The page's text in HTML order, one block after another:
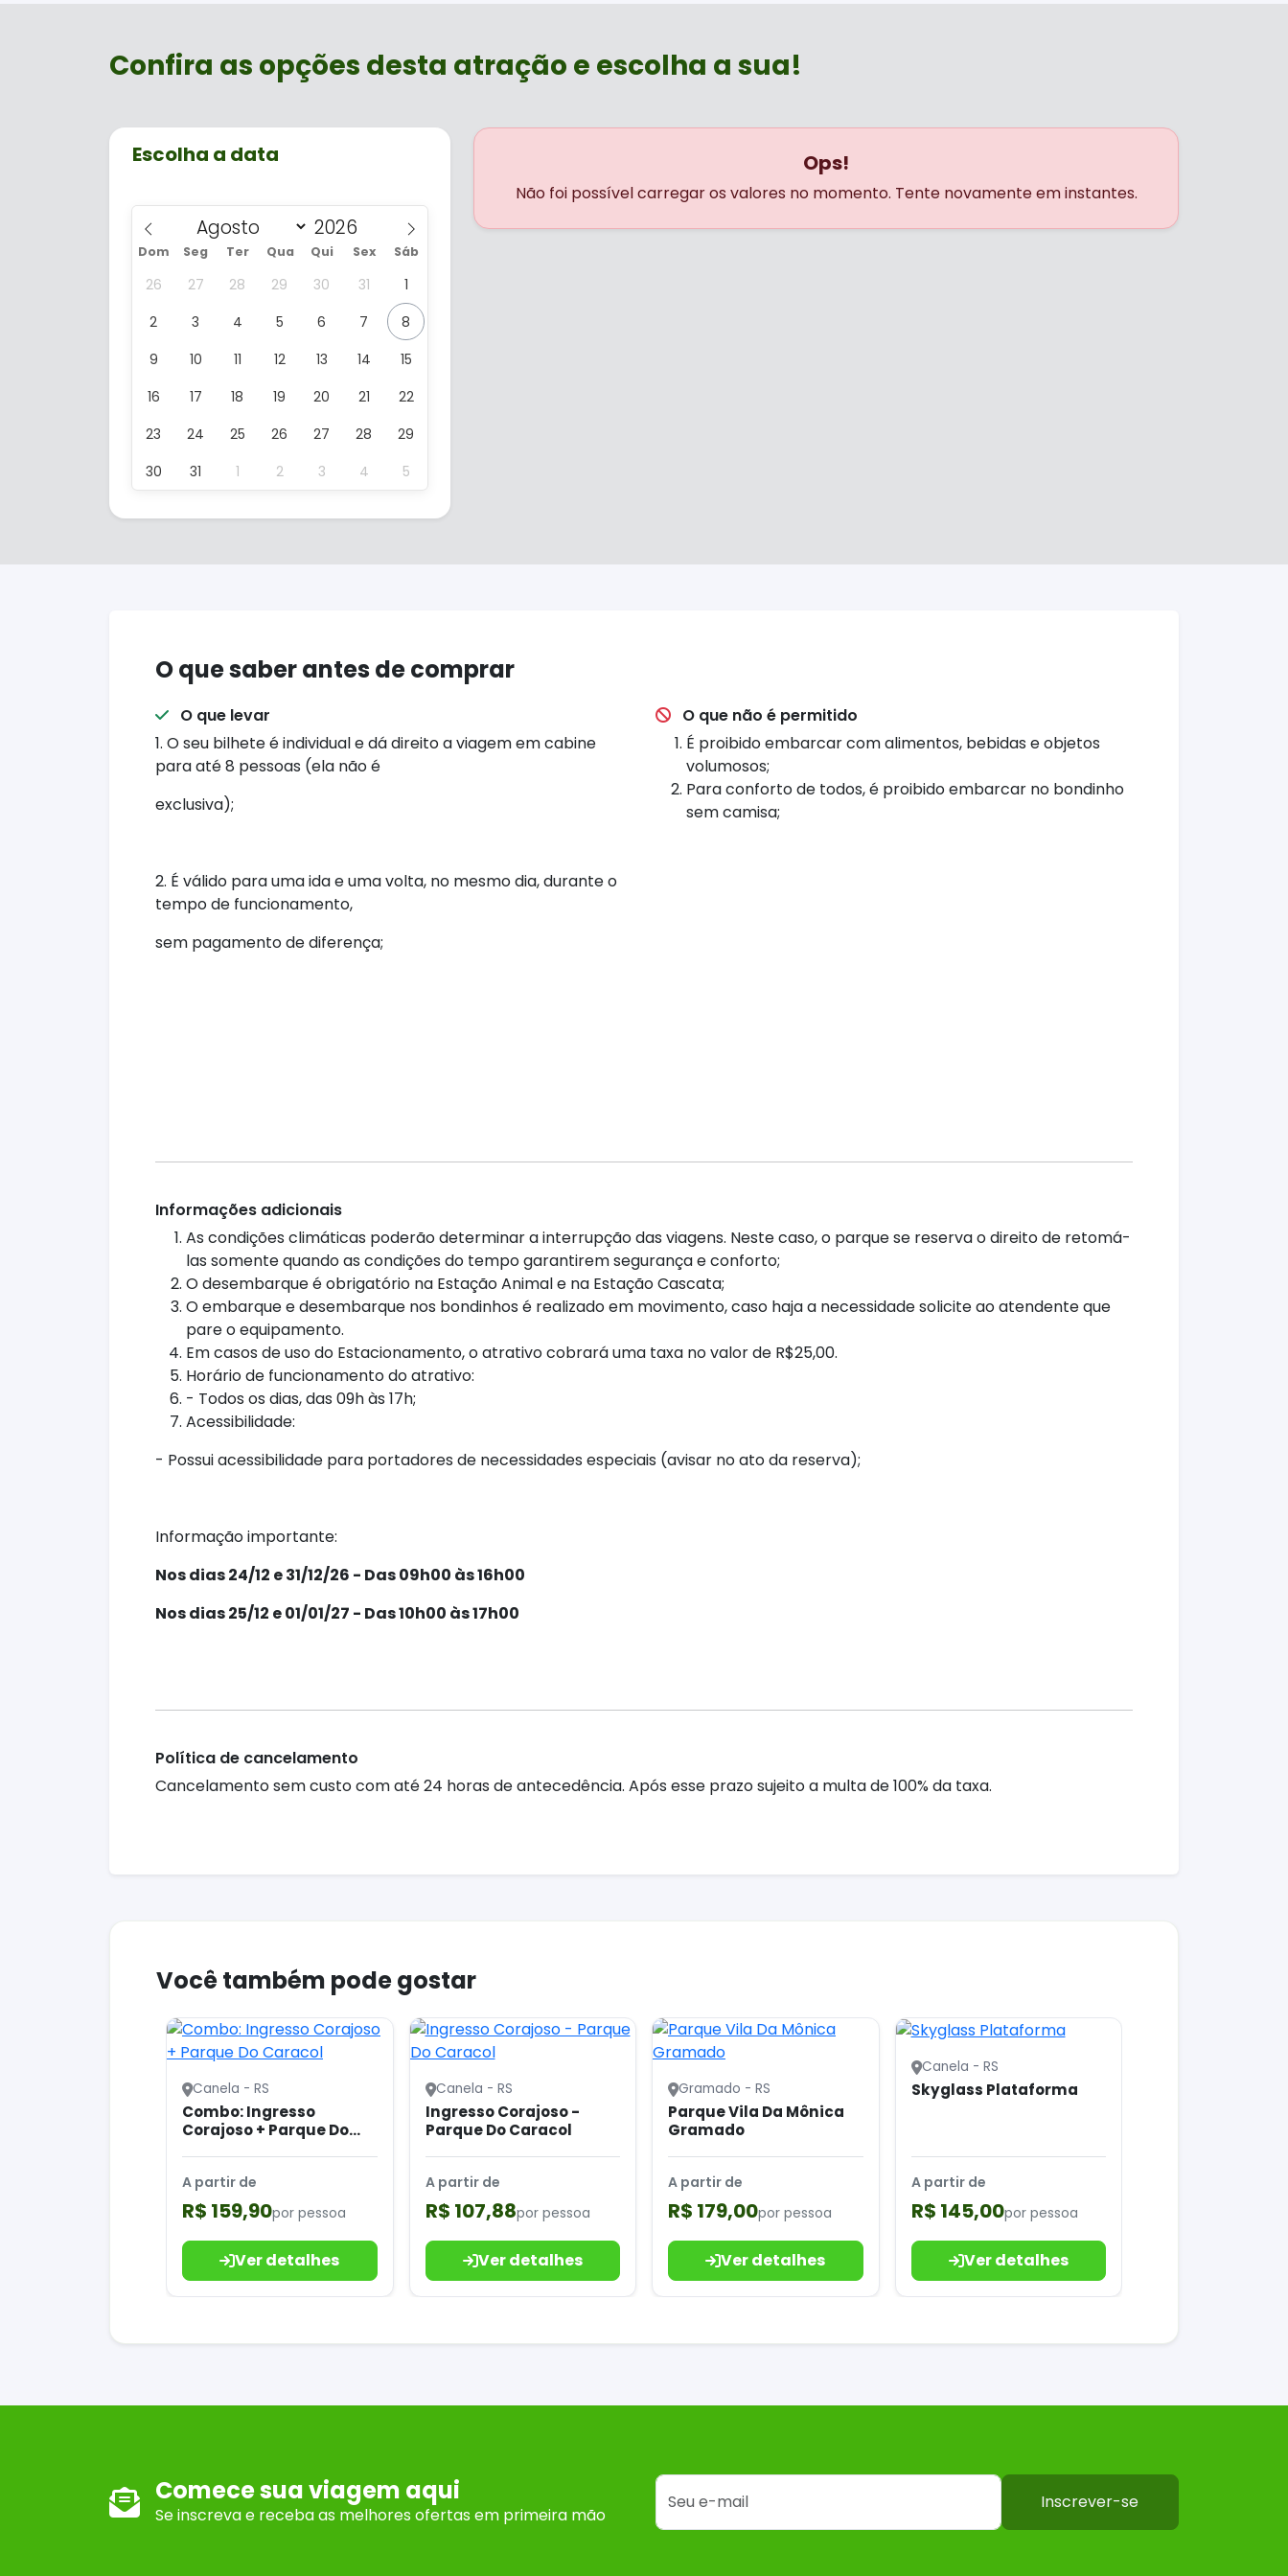
Confira as opções desta atração e escolha a sua!
Escolha a data
Dom Seg Ter Qua Qui Sex Sáb
26 27 28 29 30 31
1
2
3 4 5 6 7
8
9
10 11 12 13 14
15
16
17 18 19 20 21
22
23
24 25 26 27 28
29
30
31 1 2 3 4 5
Ops!
Não foi possível carregar os valores no momento. Tente novamente em instantes.
O que saber antes de comprar
O que levar
1. O seu bilhete é individual e dá direito a viagem em cabine
para até 8 pessoas (ela não é
exclusiva);
2. É válido para uma ida e uma volta, no mesmo dia, durante o
tempo de funcionamento,
sem pagamento de diferença;
O que não é permitido
É proibido embarcar com alimentos, bebidas e objetos
volumosos;
Para conforto de todos, é proibido embarcar no bondinho
sem camisa;
Informações adicionais
As condições climáticas poderão determinar a interrupção das viagens. Neste caso, o parque se reserva o direito de retomá-
las somente quando as condições do tempo garantirem segurança e conforto;
O desembarque é obrigatório na Estação Animal e na Estação Cascata;
O embarque e desembarque nos bondinhos é realizado em movimento, caso haja a necessidade solicite ao atendente que
pare o equipamento.
Em casos de uso do Estacionamento, o atrativo cobrará uma taxa no valor de R$25,00.
Horário de funcionamento do atrativo:
- Todos os dias, das 09h às 17h;
Acessibilidade:
- Possui acessibilidade para portadores de necessidades especiais (avisar no ato da reserva);
Informação importante:
Nos dias 24/12 e 31/12/26 - Das 09h00 às 16h00
Nos dias 25/12 e 01/01/27 - Das 10h00 às 17h00
Política de cancelamento
Cancelamento sem custo com até 24 horas de antecedência. Após esse prazo sujeito a multa de 100% da taxa.
Você também pode gostar
Canela - RS
Combo: Ingresso
Corajoso + Parque Do
A partir de
R$ 159,90por pessoa
Ver detalhes
Canela - RS
Ingresso Corajoso -
Parque Do Caracol
A partir de
R$ 107,88por pessoa
Ver detalhes
Gramado - RS
Parque Vila Da Mônica
Gramado
A partir de
R$ 179,00por pessoa
Ver detalhes
Canela - RS
Skyglass Plataforma
A partir de
R$ 145,00por pessoa
Ver detalhes
Comece sua viagem aqui
Se inscreva e receba as melhores ofertas em primeira mão
Inscrever-se